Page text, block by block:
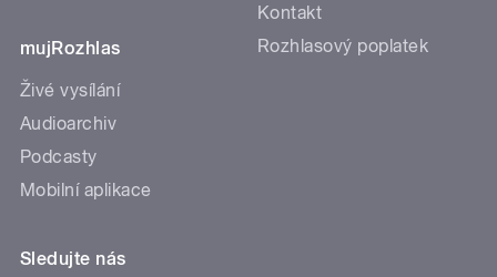
mujRozhlas
Živé vysílání
Audioarchiv
Podcasty
Mobilní aplikace
Kontakt
Rozhlasový poplatek
Sledujte nás